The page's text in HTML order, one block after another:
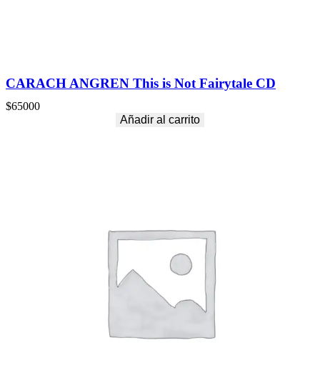
CARACH ANGREN This is Not Fairytale CD
$65000
Añadir al carrito